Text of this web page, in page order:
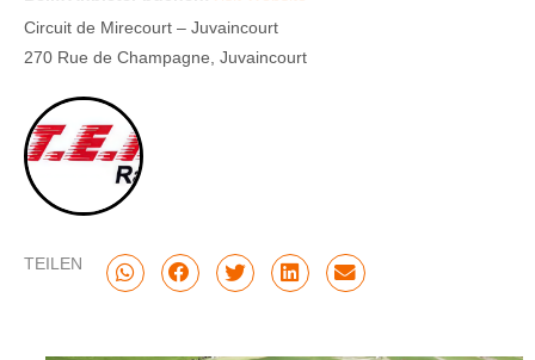
Circuit de Mirecourt – Juvaincourt
270 Rue de Champagne, Juvaincourt
TEILEN